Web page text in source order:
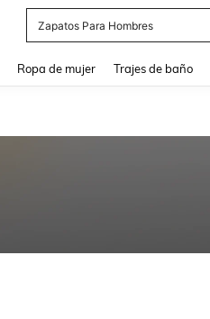
Zapatos Para Hombres
Ropa de mujer Trajes de baño